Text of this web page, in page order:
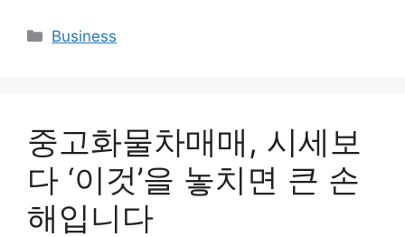
Categories
Business
중고화물차매매, 시세보
다 ‘이것’을 놓치면 큰 손
해입니다